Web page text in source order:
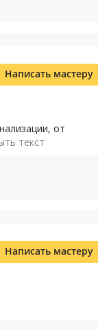
Написать мастеру
от
текст
Написать мастеру